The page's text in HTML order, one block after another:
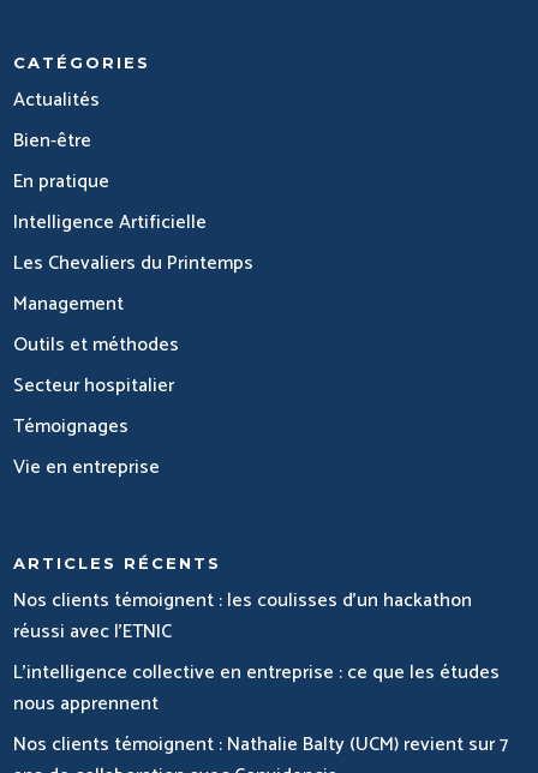
CATÉGORIES
Actualités
Bien-être
En pratique
Intelligence Artificielle
Les Chevaliers du Printemps
Management
Outils et méthodes
Secteur hospitalier
Témoignages
Vie en entreprise
ARTICLES RÉCENTS
Nos clients témoignent : les coulisses d’un hackathon
réussi avec l’ETNIC
L’intelligence collective en entreprise : ce que les études
nous apprennent
Nos clients témoignent : Nathalie Balty (UCM) revient sur 7